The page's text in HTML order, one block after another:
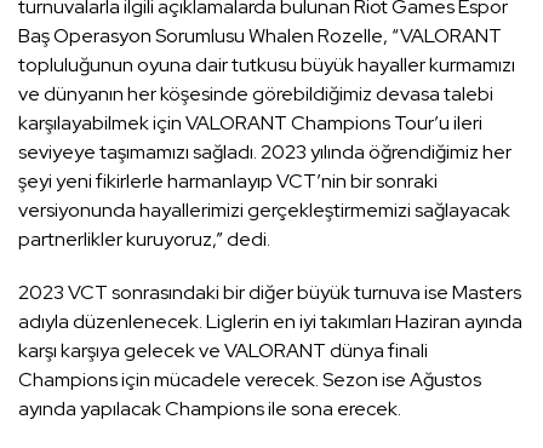
turnuvalarla ilgili açıklamalarda bulunan Riot Games Espor
Baş Operasyon Sorumlusu Whalen Rozelle, “VALORANT
topluluğunun oyuna dair tutkusu büyük hayaller kurmamızı
ve dünyanın her köşesinde görebildiğimiz devasa talebi
karşılayabilmek için VALORANT Champions Tour’u ileri
seviyeye taşımamızı sağladı. 2023 yılında öğrendiğimiz her
şeyi yeni fikirlerle harmanlayıp VCT’nin bir sonraki
versiyonunda hayallerimizi gerçekleştirmemizi sağlayacak
partnerlikler kuruyoruz,” dedi.
2023 VCT sonrasındaki bir diğer büyük turnuva ise Masters
adıyla düzenlenecek. Liglerin en iyi takımları Haziran ayında
karşı karşıya gelecek ve VALORANT dünya finali
Champions için mücadele verecek. Sezon ise Ağustos
ayında yapılacak Champions ile sona erecek.